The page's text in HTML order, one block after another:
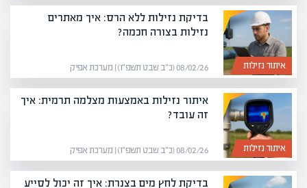
איתור נזילות
בדיקת נזילות ללא הרס: איך מאתרים
נזילות בצורה חכמה?
08/02/26 (כ״ב שבט תשפ״ו) | מערכת אפיק
איתור נזילות
איתור נזילות באמצעות מצלמה תרמית: איך
זה עובד?
08/02/26 (כ״ב שבט תשפ״ו) | מערכת אפיק
בדיקת לחץ מים בצנרת: איך זה יכול לסייע